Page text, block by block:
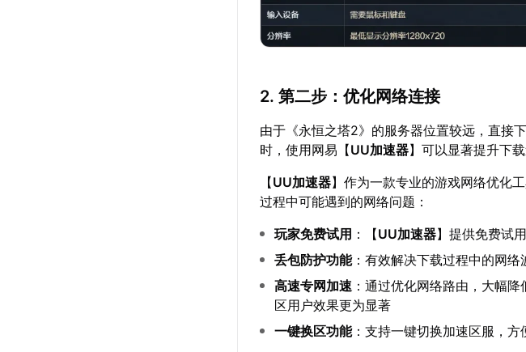
2. 第二步：优化网络连接
由于《永恒之塔2》的服务器位置较远，直接
时，使用网易【UU加速器】可以显著提升下
【UU加速器】作为一款专业的游戏网络优化
过程中可能遇到的网络问题：
玩家免费试用 ：【UU加速器】提供免费试
丢包防护功能：有效解决下载过程中的网
高速专网加速 ：通过优化网络路由，大幅
区用户效果更为显著
一键换区功能：支持一键切换加速区服，